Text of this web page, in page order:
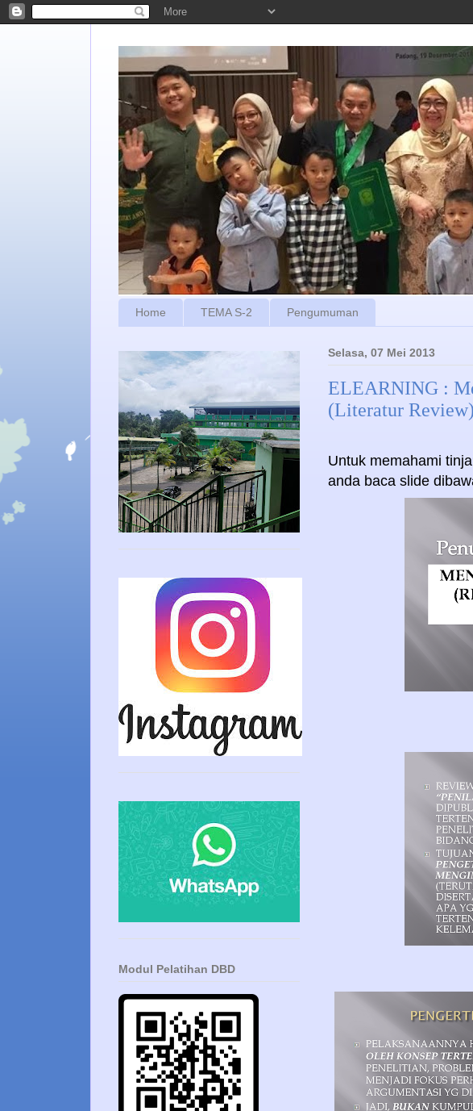
Home TEMA S-2 Pengumuman
Selasa, 07 Mei 2013
ELEARNING :
(Literatur Review)
Untuk memahami
anda baca slide
Modul Pelatihan DBD